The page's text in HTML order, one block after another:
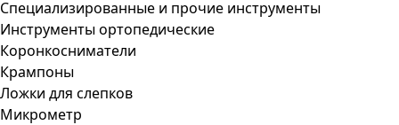
Специализированные и прочие инструменты
Инструменты ортопедические
Коронкосниматели
Крампоны
Ложки для слепков
Микрометр